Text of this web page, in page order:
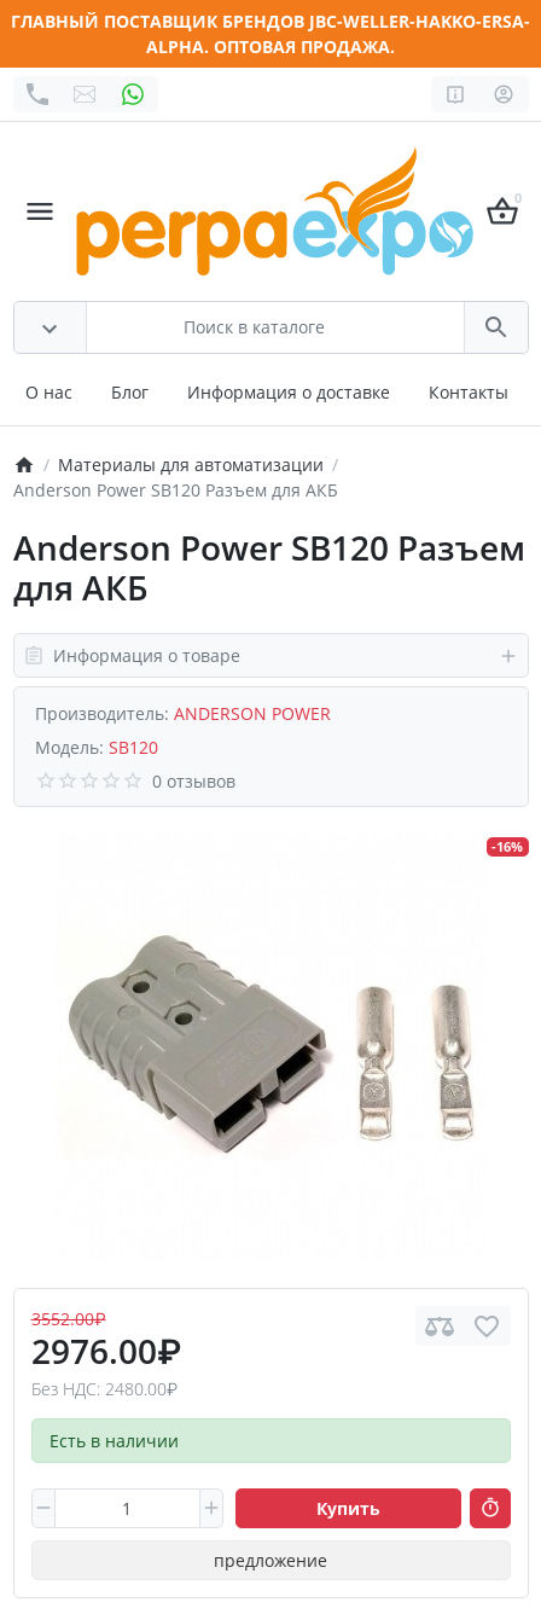
ГЛАВНЫЙ ПОСТАВЩИК БРЕНДОВ JBC-WELLER-HAKKO-ERSA-
ALPHA. ОПТОВАЯ ПРОДАЖА.
0
О нас Блог Информация о доставке Контакты
Материалы для автоматизации
Anderson Power SB120 Разъем для АКБ
Anderson Power SB120 Разъем
для АКБ
Информация о товаре
Производитель: ANDERSON POWER
Модель: SB120
0 отзывов
-16%
3552.00₽
2976.00₽
Без НДС: 2480.00₽
Есть в наличии
Купить
предложение